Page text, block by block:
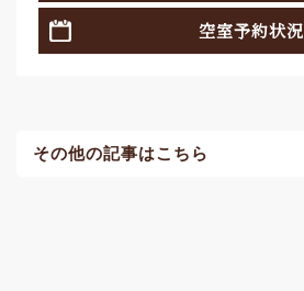
空室予約状況
その他の記事はこちら